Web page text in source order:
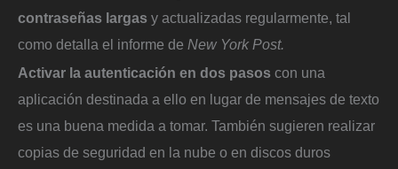
contraseñas largas y actualizadas regularmente, tal
como detalla el informe de New York Post.
Activar la autenticación en dos pasos con una
aplicación destinada a ello en lugar de mensajes de texto
es una buena medida a tomar. También sugieren realizar
copias de seguridad en la nube o en discos duros